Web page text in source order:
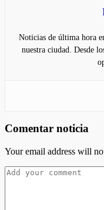
Noticias de última hora
nuestra ciudad. Desde
Comentar noticia
Your email address will